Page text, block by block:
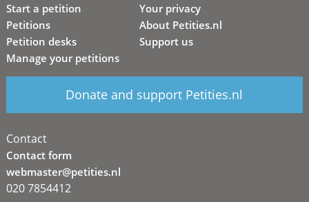
Start a petition
Petitions
Petition desks
Manage your petitions
Your privacy
About Petities.nl
Support us
Donate and support Petities.nl
Contact
Contact form
webmaster@petities.nl
020 7854412